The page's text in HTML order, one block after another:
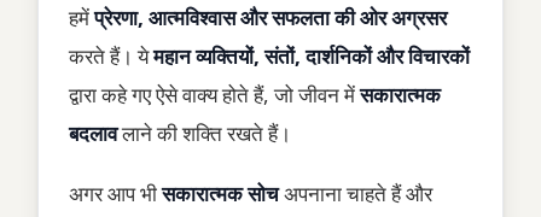
हमेंप्रेरणा, आत्मविश्वास और सफलता की ओर अग्रसर
करते हैं। येमहान व्यक्तियों, संतों, दार्शनिकों और विचारकों
द्वारा कहे गए ऐसे वाक्य होते हैं, जो जीवन मेंसकारात्मक
बदलावलाने की शक्ति रखते हैं।
अगर आप भीसकारात्मक सोचअपनाना चाहते हैं और